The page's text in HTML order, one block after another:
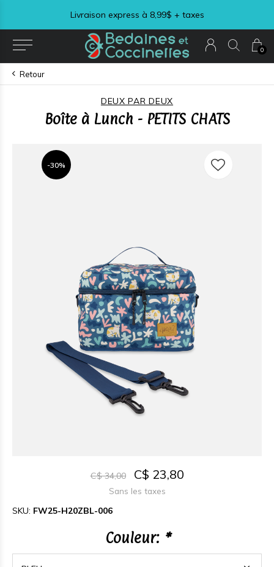
0
Livraison express à 8,99$ + taxes
Retour
DEUX PAR DEUX
Boîte à Lunch - PETITS CHATS
-30%
C$ 34,00 C$ 23,80
Sans les taxes
SKU: FW25-H20ZBL-006
Couleur: *